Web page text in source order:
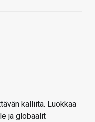
kalliita. Luokkaa
ja globaalit